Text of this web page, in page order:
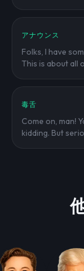
アナウンス
Folks, I have
This is about all
毒舌
Come on, man!
kidding. But